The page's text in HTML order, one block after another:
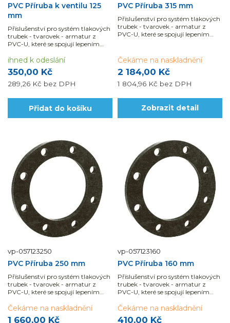
PVC Příruba k ventilu 125
mm
Příslušenství pro systém tlakových
trubek - tvarovek - armatur z
PVC-U, které se spojují lepením
350,00 Kč
289,26 Kč bez DPH
ihned k odeslání
Přidat do košíku
PVC Příruba 315 mm
Příslušenství pro systém tlakových
trubek - tvarovek - armatur z
PVC-U, které se spojují lepením
2 184,00 Kč
1 804,96 Kč bez DPH
Čekáme na naskladnění
Zobrazit detail
vp-057123250
PVC Příruba 250 mm
Příslušenství pro systém tlakových
trubek - tvarovek - armatur z
PVC-U, které se spojují lepením
1 660,00 Kč
Čekáme na naskladnění
vp-057123160
PVC Příruba 160 mm
Příslušenství pro systém tlakových
trubek - tvarovek - armatur z
PVC-U, které se spojují lepením
410,00 Kč
Čekáme na naskladnění